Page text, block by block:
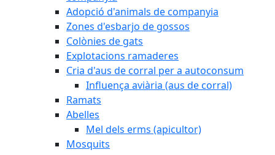
Adopció d'animals de companyia
Zones d'esbarjo de gossos
Colònies de gats
Explotacions ramaderes
Cria d'aus de corral per a autoconsum
Influença aviària (aus de corral)
Ramats
Abelles
Mel dels erms (apicultor)
Mosquits